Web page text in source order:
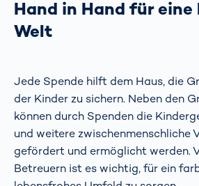
Hand in Hand für
Welt
Jede Spende hilft dem Haus, die
der Kinder zu sichern. Neben den
können durch Spenden die
und weitere zwischenmenschliche
gefördert und ermöglicht werden.
Betreuern ist es wichtig, für ein